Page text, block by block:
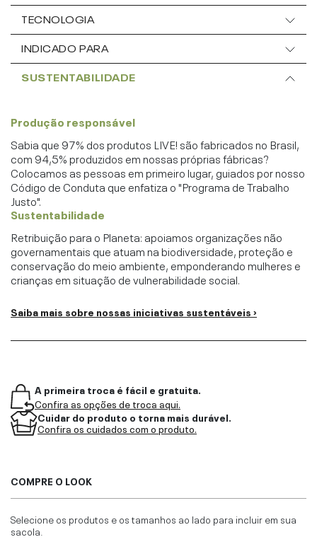
TECNOLOGIA
INDICADO PARA
SUSTENTABILIDADE
Produção responsável
Sabia que 97% dos produtos LIVE! são fabricados no Brasil,
com 94,5% produzidos em nossas próprias fábricas?
Colocamos as pessoas em primeiro lugar, guiados por nosso
Código de Conduta que enfatiza o "Programa de Trabalho
Justo".
Sustentabilidade
Retribuição para o Planeta: apoiamos organizações não
governamentais que atuam na biodiversidade, proteção e
conservação do meio ambiente, emponderando mulheres e
crianças em situação de vulnerabilidade social.
Saiba mais sobre nossas iniciativas sustentáveis ›
A primeira troca é fácil e gratuita.
Confira as opções de troca aqui.
Cuidar do produto o torna mais durável.
Confira os cuidados com o produto.
COMPRE O LOOK
Selecione os produtos e os tamanhos ao lado para incluir em sua
sacola.